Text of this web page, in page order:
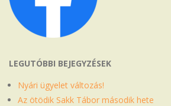
LEGUTÓBBI BEJEGYZÉSEK
Nyári ügyelet változás!
Az ötödik Sakk Tábor második hete